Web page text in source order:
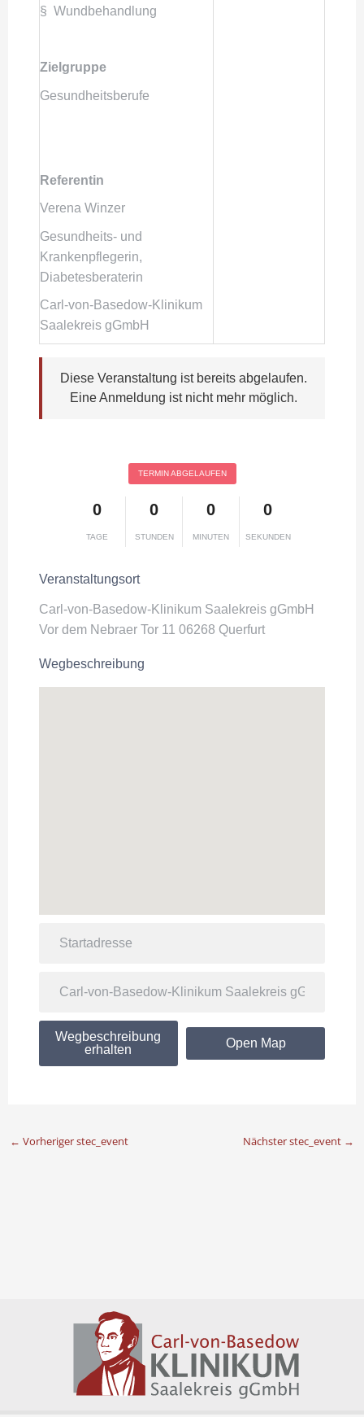
§ Wundbehandlung
Zielgruppe
Gesundheitsberufe
Referentin
Verena Winzer
Gesundheits- und
Krankenpflegerin,
Diabetesberaterin
Carl-von-Basedow-Klinikum
Saalekreis gGmbH
Diese Veranstaltung ist bereits abgelaufen.
Eine Anmeldung ist nicht mehr möglich.
TERMIN ABGELAUFEN
0
TAGE
0
STUNDEN
0
MINUTEN
0
SEKUNDEN
Veranstaltungsort
Carl-von-Basedow-Klinikum Saalekreis gGmbH
Vor dem Nebraer Tor 11 06268 Querfurt
Wegbeschreibung
Wegbeschreibung
erhalten
Open Map
← Vorheriger stec_event Nächster stec_event →